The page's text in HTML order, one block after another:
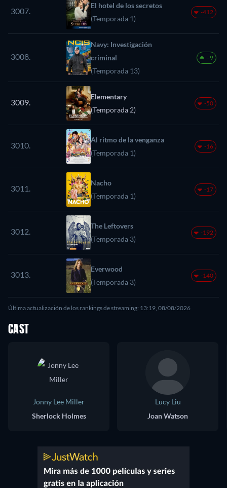
3007.
El hotel de los secretos
(Temporada 1)
-412
3008.
Navy: Investigación
criminal
(Temporada 13)
+9
3009.
Elementary
(Temporada 2)
-50
3010.
Al ritmo de la venganza
(Temporada 1)
-16
3011.
Nacho
(Temporada 1)
-17
3012.
The Leftovers
(Temporada 3)
-192
3013.
Everwood
(Temporada 3)
-140
Última actualización de los rankings de streaming: 13:19, 08/08/2026
CAST
Jonny Lee Miller
Sherlock Holmes
Lucy Liu
Joan Watson